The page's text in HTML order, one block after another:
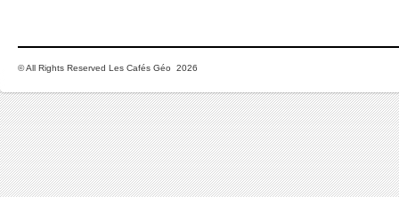
© All Rights Reserved Les Cafés Géo 2026